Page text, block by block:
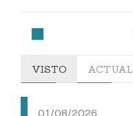
VISTO ACTUAL
01/08/2026